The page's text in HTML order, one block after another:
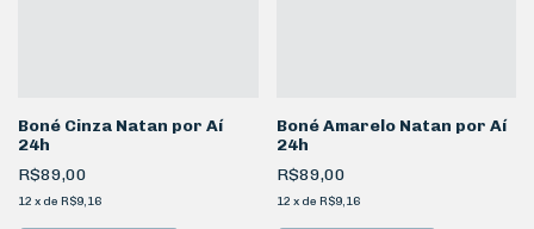
Boné Cinza Natan por Aí
24h
R$89,00
12 x de R$9,16
Boné Amarelo Natan por Aí
24h
R$89,00
12 x de R$9,16